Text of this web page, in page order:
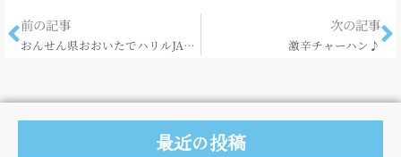
前の記事
おんせん県おおいたでハリルJAPAN、初戦です！
次の記事
激辛チャーハン♪
最近の投稿